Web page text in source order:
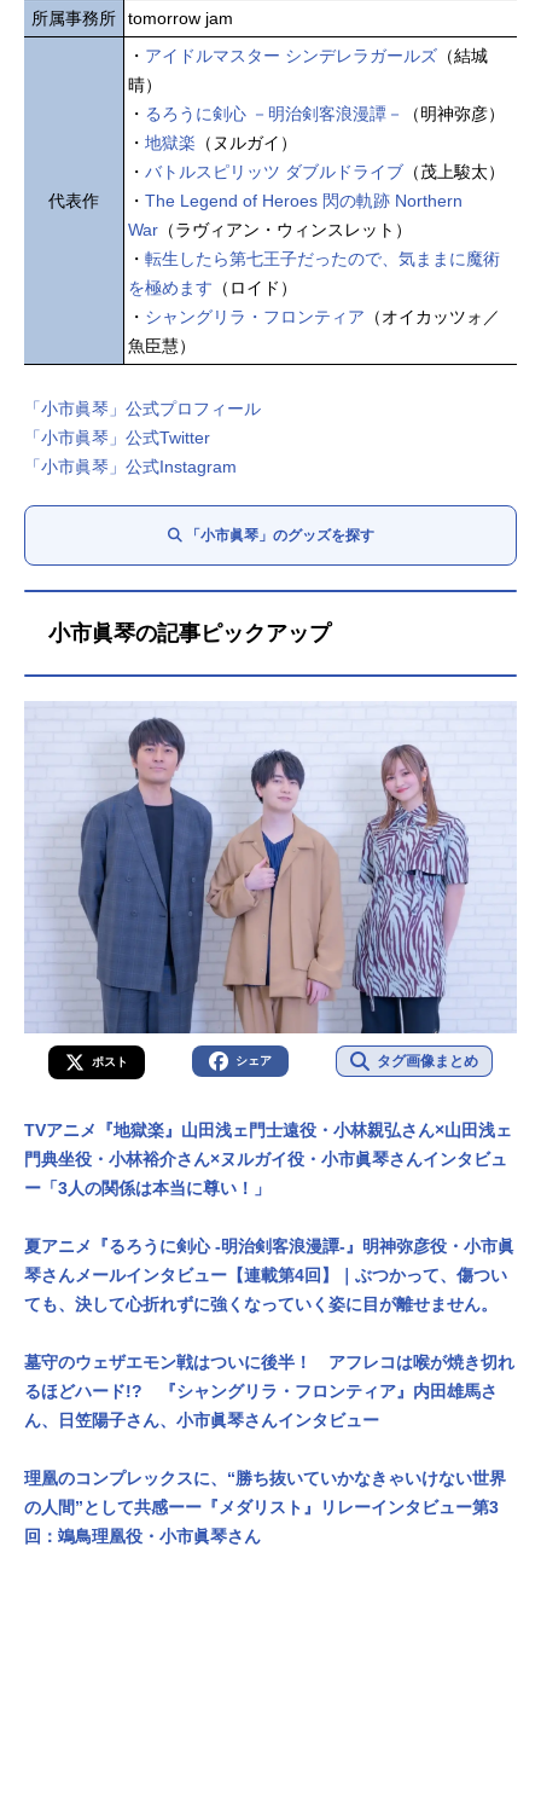
所属事務所
tomorrow jam
代表作
・ アイドルマスター シンデレラガールズ （結城
晴）
・ るろうに剣心 －明治剣客浪漫譚－
（明神弥彦）
・ 地獄楽 （ヌルガイ）
・ バトルスピリッツ ダブルドライブ （茂上駿太）
・ The Legend of Heroes 閃の軌跡 Northern
War （ラヴィアン・ウィンスレット）
・ 転生したら第七王子だったので、気ままに魔術
を極めます （ロイド）
・ シャングリラ・フロンティア （オイカッツォ／
魚臣慧）
「小市眞琴」公式プロフィール
「小市眞琴」公式Twitter
「小市眞琴」公式Instagram
「小市眞琴」のグッズを探す
小市眞琴の記事ピックアップ
ポスト シェア タグ画像まとめ
TVアニメ『地獄楽』山田浅ェ門士遠役・小林親弘さん×山田浅ェ
門典坐役・小林裕介さん×ヌルガイ役・小市眞琴さんインタビュ
ー「3人の関係は本当に尊い！」
夏アニメ『るろうに剣心 -明治剣客浪漫譚-』明神弥彦役・小市眞
琴さんメールインタビュー【連載第4回】｜ぶつかって、傷つい
ても、決して心折れずに強くなっていく姿に目が離せません。
墓守のウェザエモン戦はついに後半！ アフレコは喉が焼き切れ
るほどハード!? 『シャングリラ・フロンティア』内田雄馬さ
ん、日笠陽子さん、小市眞琴さんインタビュー
理凰のコンプレックスに、“勝ち抜いていかなきゃいけない世界
の人間”として共感ーー『メダリスト』リレーインタビュー第3
回：鴗鳥理凰役・小市眞琴さん